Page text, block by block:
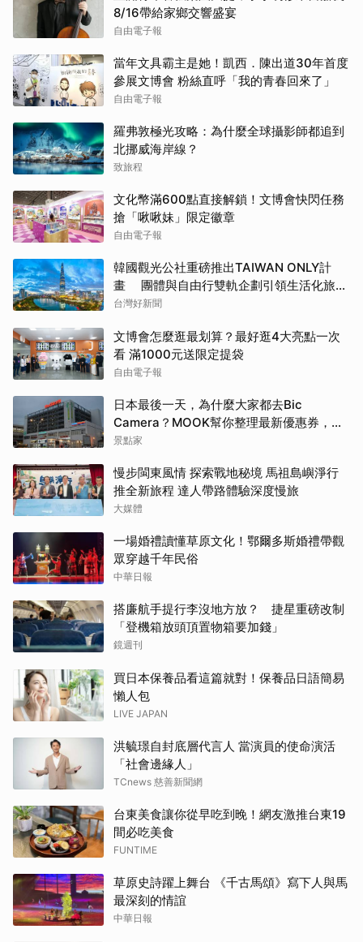
8/16帶給家鄉交響盛宴
自由電子報
當年文具霸主是她！凱西．陳出道30年首度
參展文博會 粉絲直呼「我的青春回來了」
自由電子報
羅弗敦極光攻略：為什麼全球攝影師都追到
北挪威海岸線？
致旅程
文化幣滿600點直接解鎖！文博會快閃任務
搶「啾啾妹」限定徽章
自由電子報
韓國觀光公社重磅推出TAIWAN ONLY計
畫 團體與自由行雙軌企劃引領生活化旅遊
新風潮
台灣好新聞
文博會怎麼逛最划算？最好逛4大亮點一次
看 滿1000元送限定提袋
自由電子報
日本最後一天，為什麼大家都去Bic
Camera？MOOK幫你整理最新優惠券，行
前趕快存手機，結帳直接用，最高省10%
景點家
慢步閩東風情 探索戰地秘境 馬祖島嶼淨行
推全新旅程 達人帶路體驗深度慢旅
大媒體
一場婚禮讀懂草原文化！鄂爾多斯婚禮帶觀
眾穿越千年民俗
中華日報
搭廉航手提行李沒地方放？ 捷星重磅改制
「登機箱放頭頂置物箱要加錢」
鏡週刊
買日本保養品看這篇就對！保養品日語簡易
懶人包
LIVE JAPAN
洪毓璟自封底層代言人 當演員的使命演活
「社會邊緣人」
TCnews 慈善新聞網
台東美食讓你從早吃到晚！網友激推台東19
間必吃美食
FUNTIME
草原史詩躍上舞台 《千古馬頌》寫下人與馬
最深刻的情誼
中華日報